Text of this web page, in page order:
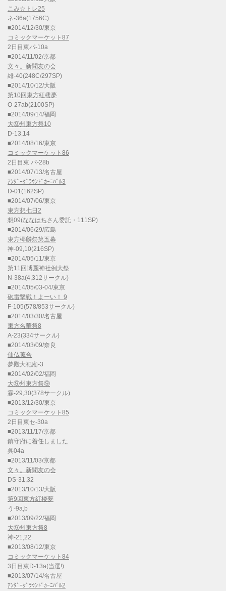
こみ☆トレ25
ネ-36a(1756C)
■2014/12/30/東京
コミックマーケット87
2日目東パ-10a
■2014/11/02/京都
文々。新聞友の会
緋-40(248C/297SP)
■2014/10/12/大阪
第10回東方紅楼夢
O-27ab(2100SP)
■2014/09/14/福岡
大⑨州東方祭10
D-13,14
■2014/08/16/東京
コミックマーケット86
2日目東 パ-28b
■2014/07/13/名古屋
ｱﾝﾀﾞｰｸﾞﾗｳﾝﾄﾞｶｰﾆﾊﾞﾙ3
D-01(162SP)
■2014/07/06/東京
東方想七日2
想09(ななはちさん委託・111SP)
■2014/06/29/広島
東方椰麟祭第五幕
神-09,10(216SP)
■2014/05/11/東京
第11回博麗神社例大祭
N-38a(4,312サークル)
■2014/05/03-04/東京
砲雷撃戦！よーい！ 9
F-105(578/853サークル)
■2014/03/30/名古屋
東方名華祭8
A-23(334サークル)
■2014/03/09/奈良
仙仏蒐合
夢殿大祀廟-3
■2014/02/02/福岡
大⑨州東方祭⑨
霖-29,30(378サークル)
■2013/12/30/東京
コミックマーケット85
2日目東セ-30a
■2013/11/17/京都
鎮守府に着任しました
呉04a
■2013/11/03/京都
文々。新聞友の会
DS-31,32
■2013/10/13/大阪
第9回東方紅楼夢
う-9a,b
■2013/09/22/福岡
大⑨州東方祭8
神-21,22
■2013/08/12/東京
コミックマーケット84
3日目東D-13a(当選!)
■2013/07/14/名古屋
ｱﾝﾀﾞｰｸﾞﾗｳﾝﾄﾞｶｰﾆﾊﾞﾙ2